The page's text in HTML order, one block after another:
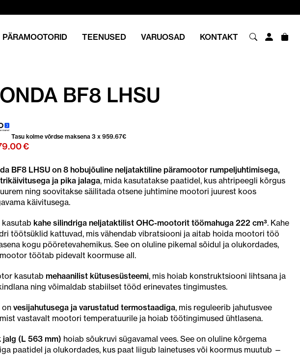
PÄRAMOOTORID TEENUSED VARUOSAD KONTAKT
BF8 LHSU
Tasu kolme võrdse maksena 3 x 959.67€
€
BF8 LHSU on 8 hobujõuline neljataktiline päramootor rumpeljuhtimisega,
ja pika jalaga, mida kasutatakse paatidel, kus ahtripeegli kõrgus
ning soovitakse säilitada otsene juhtimine mootori juurest koos
käivitusega.
kasutab kahe silindriga neljataktilist OHC-mootorit töömahuga 222 cm³. Kahe
töötsüklid kattuvad, mis vähendab vibratsiooni ja aitab hoida mootori töö
kogu pööretevahemikus. See on oluline pikemal sõidul ja olukordades,
töötab pidevalt koormuse all.
kasutab mehaanilist kütusesüsteemi, mis hoiab konstruktsiooni lihtsana ja
ning võimaldab stabiilset tööd erinevates tingimustes.
on vesijahutusega ja varustatud termostaadiga, mis reguleerib jahutusvee
vastavalt mootori temperatuurile ja hoiab töötingimused ühtlasena.
jalg (L 563 mm) hoiab sõukruvi sügavamal vees. See on oluline kõrgema
paatidel ja olukordades, kus paat liigub lainetuses või koormus muutub —